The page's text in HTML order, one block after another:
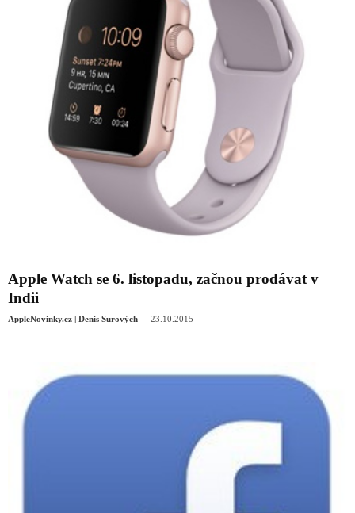
Apple Watch se 6. listopadu, začnou prodávat v
Indii
AppleNovinky.cz | Denis Surových - 23.10.2015